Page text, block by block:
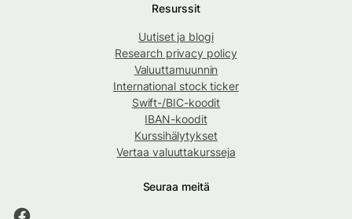
Resurssit
Uutiset ja blogi
Research privacy policy
Valuuttamuunnin
International stock ticker
Swift-/BIC-koodit
IBAN-koodit
Kurssihälytykset
Vertaa valuuttakursseja
Seuraa meitä